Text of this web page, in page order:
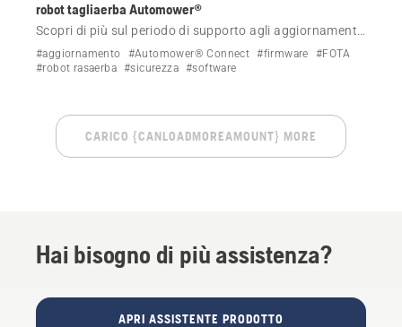
robot tagliaerba Automower®
Scopri di più sul periodo di supporto agli aggiornamenti
di sicurezza sui robot tagliaerba Automower® che
supportano FOTA (Firmware Over The Air)
#aggiornamento #Automower® Connect #firmware
#FOTA
#robot rasaerba #sicurezza #software
CARICO {CANLOADMOREAMOUNT} MORE
Hai bisogno di più assistenza?
APRI ASSISTENTE PRODOTTO